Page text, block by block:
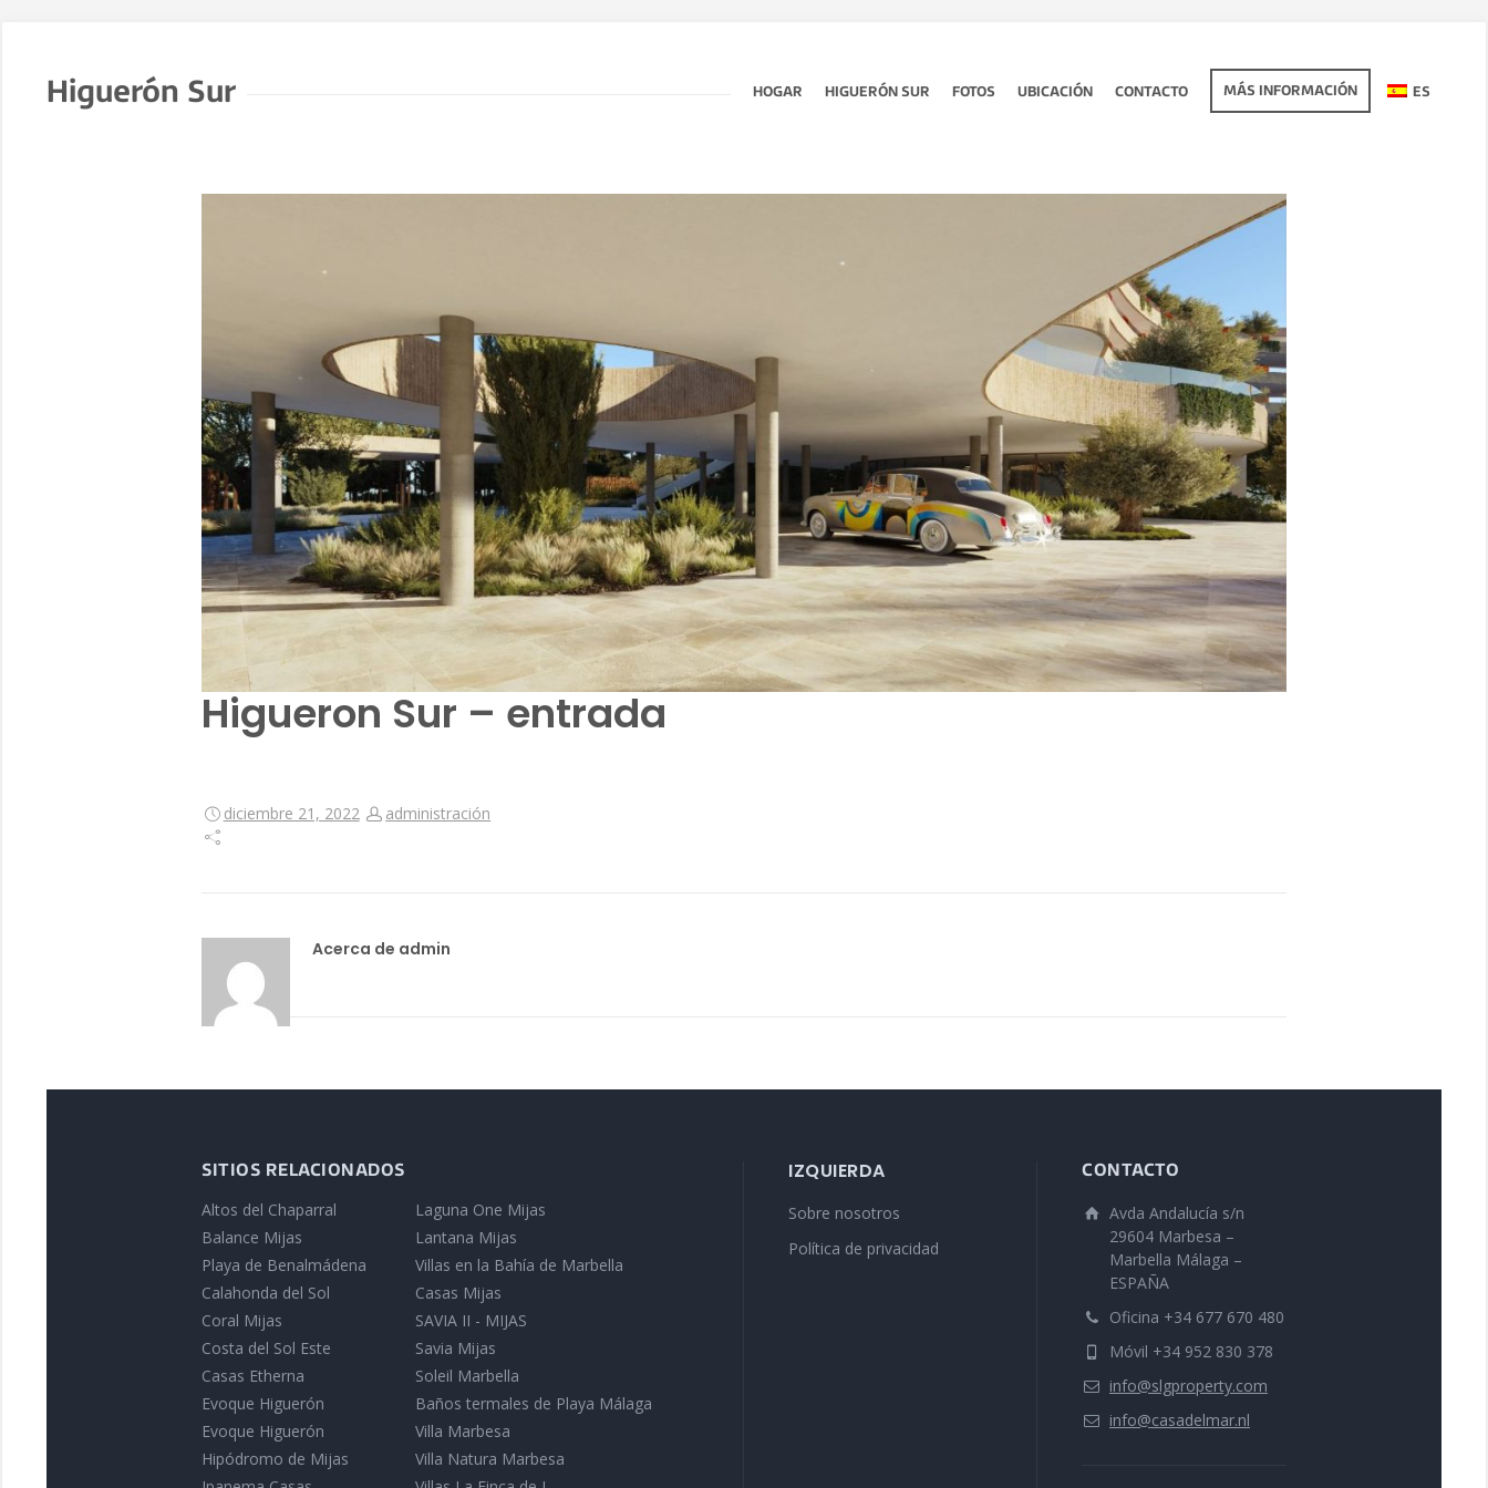
Higuerón Sur HOGAR HIGUERÓN SUR FOTOS UBICACIÓN CONTACTO MÁS INFORMACIÓN ES
Higueron Sur – entrada
diciembre 21, 2022 administración
Acerca de admin
SITIOS RELACIONADOS
Altos del Chaparral
Balance Mijas
Playa de Benalmádena
Calahonda del Sol
Coral Mijas
Costa del Sol Este
Casas Etherna
Evoque Higuerón
Evoque Higuerón
Hipódromo de Mijas
Laguna One Mijas
Lantana Mijas
Villas en la Bahía de Marbella
Casas Mijas
SAVIA II - MIJAS
Savia Mijas
Soleil Marbella
Baños termales de Playa Málaga
Villa Marbesa
Villa Natura Marbesa
IZQUIERDA
Sobre nosotros
Política de privacidad
CONTACTO
Avda Andalucía s/n
29604 Marbesa –
Marbella Málaga –
ESPAÑA
Oficina +34 677 670 480
Móvil +34 952 830 378
info@slgproperty.com
info@casadelmar.nl